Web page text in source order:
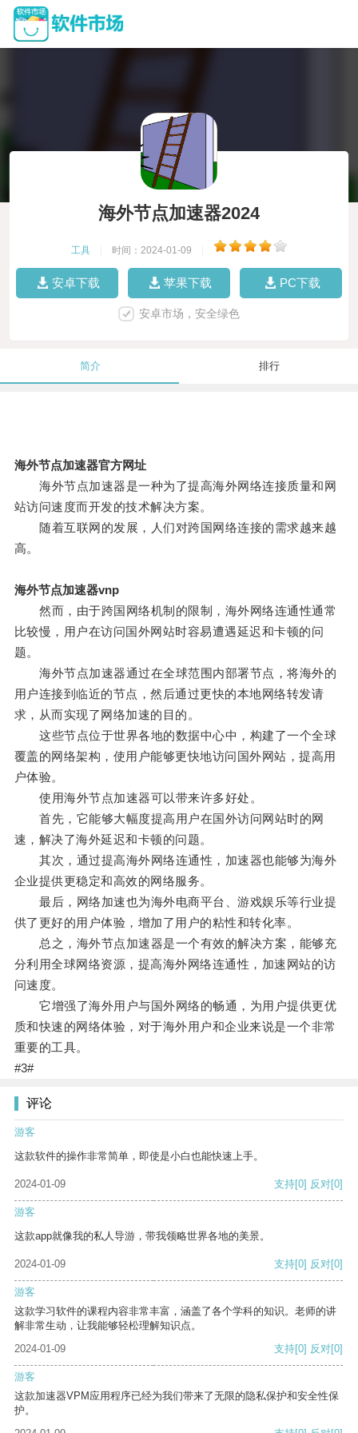
海外节点加速器2024
工具 时间：2024-01-09
安卓下载 苹果下载 PC下载
安卓市场，安全绿色
简介 排行
海外节点加速器官方网址
海外节点加速器是一种为了提高海外网络连接质量和网
站访问速度而开发的技术解决方案。
随着互联网的发展，人们对跨国网络连接的需求越来越
高。
海外节点加速器vnp
然而，由于跨国网络机制的限制，海外网络连通性通常
比较慢，用户在访问国外网站时容易遭遇延迟和卡顿的问
题。
海外节点加速器通过在全球范围内部署节点，将海外的
用户连接到临近的节点，然后通过更快的本地网络转发请
求，从而实现了网络加速的目的。
这些节点位于世界各地的数据中心中，构建了一个全球
覆盖的网络架构，使用户能够更快地访问国外网站，提高用
户体验。
使用海外节点加速器可以带来许多好处。
首先，它能够大幅度提高用户在国外访问网站时的网
速，解决了海外延迟和卡顿的问题。
其次，通过提高海外网络连通性，加速器也能够为海外
企业提供更稳定和高效的网络服务。
最后，网络加速也为海外电商平台、游戏娱乐等行业提
供了更好的用户体验，增加了用户的粘性和转化率。
总之，海外节点加速器是一个有效的解决方案，能够充
分利用全球网络资源，提高海外网络连通性，加速网站的访
问速度。
它增强了海外用户与国外网络的畅通，为用户提供更优
质和快速的网络体验，对于海外用户和企业来说是一个非常
重要的工具。
#3#
评论
游客
这款软件的操作非常简单，即使是小白也能快速上手。
2024-01-09 支持[0] 反对[0]
游客
这款app就像我的私人导游，带我领略世界各地的美景。
2024-01-09 支持[0] 反对[0]
游客
这款学习软件的课程内容非常丰富，涵盖了各个学科的知识。老师的讲
解非常生动，让我能够轻松理解知识点。
2024-01-09
支持[0] 反对[0]
游客
这款加速器VPM应用程序已经为我们带来了无限的隐私保护和安全性保
护。